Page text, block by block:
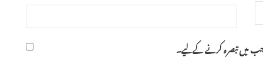
جب میں تبصرہ کرنے کےلیے۔